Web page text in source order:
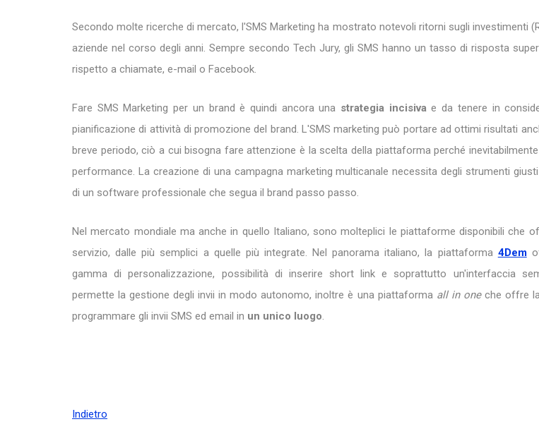
Secondo molte ricerche di mercato, l'SMS Marketing ha mostrato notevoli ritorni sugli investimenti
aziende nel corso degli anni. Sempre secondo Tech Jury, gli SMS hanno un tasso di risposta
rispetto a chiamate, e-mail o Facebook.
Fare SMS Marketing per un brand è quindi ancora una strategia incisivae da tenere in
pianificazione di attività di promozione del brand. L'SMS marketing può portare ad ottimi risultati
breve periodo, ciò a cui bisogna fare attenzione è la scelta della piattaforma perché
performance. La creazione di una campagna marketing multicanale necessita degli strumenti
di un software professionale che segua il brand passo passo.
Nel mercato mondiale ma anche in quello Italiano, sono molteplici le piattaforme disponibili che
servizio, dalle più semplici a quelle più integrate. Nel panorama italiano, la piattaforma 4Dem
gamma di personalizzazione, possibilità di inserire short link e soprattutto un'interfaccia
permette la gestione degli invii in modo autonomo, inoltre è una piattaforma all in oneche offre
programmare gli invii SMS ed email in un unico luogo.
Indietro